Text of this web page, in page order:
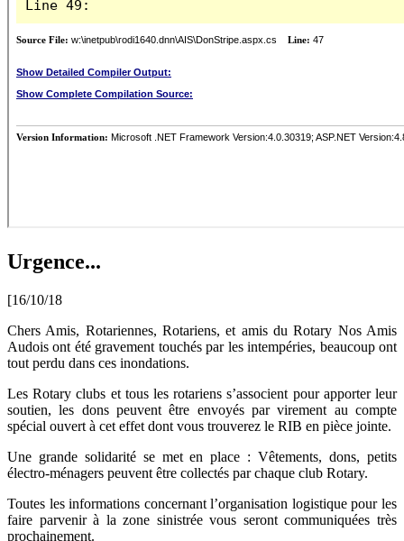
Urgence...
[16/10/18
Chers Amis, Rotariennes, Rotariens, et amis du Rotary Nos Amis
Audois ont été gravement touchés par les intempéries, beaucoup ont
tout perdu dans ces inondations.
Les Rotary clubs et tous les rotariens s’associent pour apporter leur
soutien, les dons peuvent être envoyés par virement au compte
spécial ouvert à cet effet dont vous trouverez le RIB en pièce jointe.
Une grande solidarité se met en place : Vêtements, dons, petits
électro-ménagers peuvent être collectés par chaque club Rotary.
Toutes les informations concernant l’organisation logistique pour les
faire parvenir à la zone sinistrée vous seront communiquées très
prochainement.